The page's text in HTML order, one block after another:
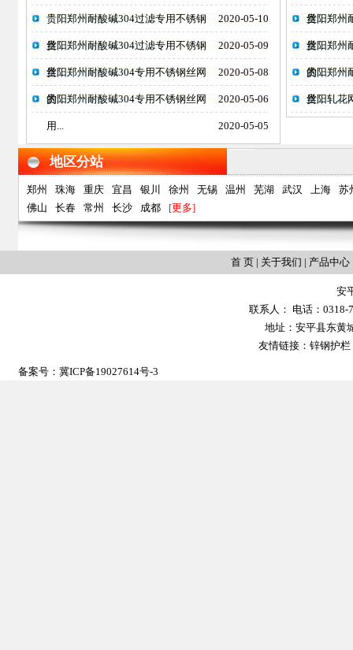
2020-05-10
贵阳郑州耐酸碱304过滤专用不锈钢
丝... 2020-05-09
贵阳郑州耐酸碱304过滤专用不锈钢
丝... 2020-05-08
贵阳郑州耐酸碱304专用不锈钢丝网
的... 2020-05-06
贵阳郑州耐酸碱304专用不锈钢丝网
用... 2020-05-05
丝...
贵阳郑州
丝...
贵阳郑州
的...
贵阳郑州
丝...
贵阳轧花
地区分站
郑州 珠海 重庆 宜昌 银川 徐州 无锡 温州 芜湖 武汉 上海
苏
佛山
长春 常州 长沙 成都 [更多]
首 页 | 关于我们 | 产品中心
安
联系人： 电话：0318-
地址：安平县东黄
友情链接： 锌钢护栏
备案号： 冀ICP备19027614号-3